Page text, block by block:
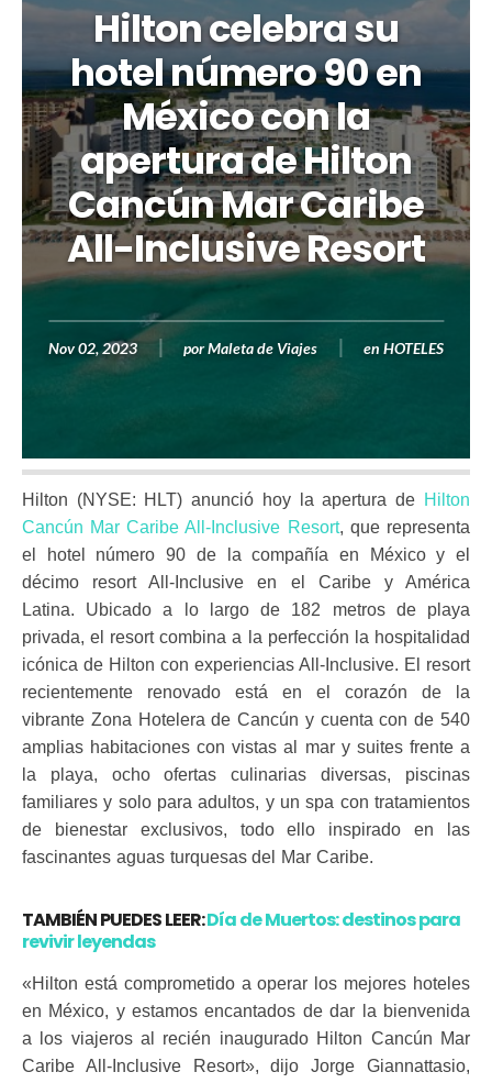
Hilton celebra su
hotel número 90 en
México con la
apertura de Hilton
Cancún Mar Caribe
All-Inclusive Resort
Nov 02, 2023 porMaleta de Viajes en HOTELES
Hilton (NYSE: HLT) anunció hoy la apertura de Hilton
Cancún Mar Caribe All-Inclusive Resort, que representa
el hotel número 90 de la compañía en México y el
décimo resort All-Inclusive en el Caribe y América
Latina. Ubicado a lo largo de 182 metros de playa
privada, el resort combina a la perfección la hospitalidad
icónica de Hilton con experiencias All-Inclusive. El resort
recientemente renovado está en el corazón de la
vibrante Zona Hotelera de Cancún y cuenta con de 540
amplias habitaciones con vistas al mar y suites frente a
la playa, ocho ofertas culinarias diversas, piscinas
familiares y solo para adultos, y un spa con tratamientos
de bienestar exclusivos, todo ello inspirado en las
fascinantes aguas turquesas del Mar Caribe.
TAMBIÉN PUEDES LEER:Día de Muertos: destinos para
revivir leyendas
«Hilton está comprometido a operar los mejores hoteles
en México, y estamos encantados de dar la bienvenida
a los viajeros al recién inaugurado Hilton Cancún Mar
Caribe All-Inclusive Resort», dijo Jorge Giannattasio,